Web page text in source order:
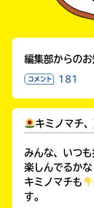
編集部からの
コメント 181
キミノマチ
みんな、いつ
楽しんでるかな
キミノマチも
す。